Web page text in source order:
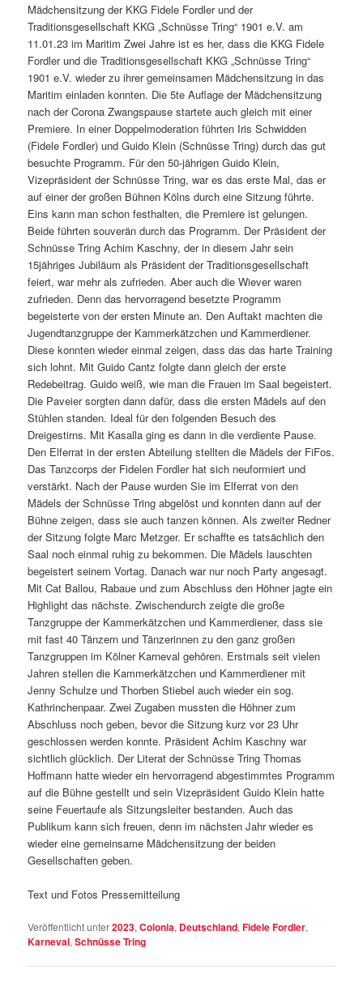
Mädchensitzung der KKG Fidele Fordler und der
Traditionsgesellschaft KKG „Schnüsse Tring“ 1901 e.V. am
11.01.23 im Maritim Zwei Jahre ist es her, dass die KKG Fidele
Fordler und die Traditionsgesellschaft KKG „Schnüsse Tring“
1901 e.V. wieder zu ihrer gemeinsamen Mädchensitzung in das
Maritim einladen konnten. Die 5te Auflage der Mädchensitzung
nach der Corona Zwangspause startete auch gleich mit einer
Premiere. In einer Doppelmoderation führten Iris Schwidden
(Fidele Fordler) und Guido Klein (Schnüsse Tring) durch das gut
besuchte Programm. Für den 50-jährigen Guido Klein,
Vizepräsident der Schnüsse Tring, war es das erste Mal, das er
auf einer der großen Bühnen Kölns durch eine Sitzung führte.
Eins kann man schon festhalten, die Premiere ist gelungen.
Beide führten souverän durch das Programm. Der Präsident der
Schnüsse Tring Achim Kaschny, der in diesem Jahr sein
15jähriges Jubiläum als Präsident der Traditionsgesellschaft
feiert, war mehr als zufrieden. Aber auch die Wiever waren
zufrieden. Denn das hervorragend besetzte Programm
begeisterte von der ersten Minute an. Den Auftakt machten die
Jugendtanzgruppe der Kammerkätzchen und Kammerdiener.
Diese konnten wieder einmal zeigen, dass das das harte Training
sich lohnt. Mit Guido Cantz folgte dann gleich der erste
Redebeitrag. Guido weiß, wie man die Frauen im Saal begeistert.
Die Paveier sorgten dann dafür, dass die ersten Mädels auf den
Stühlen standen. Ideal für den folgenden Besuch des
Dreigestirns. Mit Kasalla ging es dann in die verdiente Pause.
Den Elferrat in der ersten Abteilung stellten die Mädels der FiFos.
Das Tanzcorps der Fidelen Fordler hat sich neuformiert und
verstärkt. Nach der Pause wurden Sie im Elferrat von den
Mädels der Schnüsse Tring abgelöst und konnten dann auf der
Bühne zeigen, dass sie auch tanzen können. Als zweiter Redner
der Sitzung folgte Marc Metzger. Er schaffte es tatsächlich den
Saal noch einmal ruhig zu bekommen. Die Mädels lauschten
begeistert seinem Vortag. Danach war nur noch Party angesagt.
Mit Cat Ballou, Rabaue und zum Abschluss den Höhner jagte ein
Highlight das nächste. Zwischendurch zeigte die große
Tanzgruppe der Kammerkätzchen und Kammerdiener, dass sie
mit fast 40 Tänzern und Tänzerinnen zu den ganz großen
Tanzgruppen im Kölner Karneval gehören. Erstmals seit vielen
Jahren stellen die Kammerkätzchen und Kammerdiener mit
Jenny Schulze und Thorben Stiebel auch wieder ein sog.
Kathrinchenpaar. Zwei Zugaben mussten die Höhner zum
Abschluss noch geben, bevor die Sitzung kurz vor 23 Uhr
geschlossen werden konnte. Präsident Achim Kaschny war
sichtlich glücklich. Der Literat der Schnüsse Tring Thomas
Hoffmann hatte wieder ein hervorragend abgestimmtes Programm
auf die Bühne gestellt und sein Vizepräsident Guido Klein hatte
seine Feuertaufe als Sitzungsleiter bestanden. Auch das
Publikum kann sich freuen, denn im nächsten Jahr wieder es
wieder eine gemeinsame Mädchensitzung der beiden
Gesellschaften geben.
Text und Fotos Pressemitteilung
Veröffentlicht unter2023,Colonia, Deutschland,Fidele Fordler,
Karneval,Schnüsse Tring